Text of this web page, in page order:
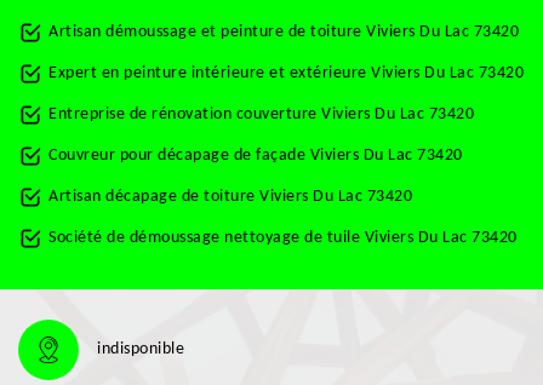
Artisan démoussage et peinture de toiture Viviers Du Lac 73420
Expert en peinture intérieure et extérieure Viviers Du Lac 73420
Entreprise de rénovation couverture Viviers Du Lac 73420
Couvreur pour décapage de façade Viviers Du Lac 73420
Artisan décapage de toiture Viviers Du Lac 73420
Société de démoussage nettoyage de tuile Viviers Du Lac 73420
indisponible